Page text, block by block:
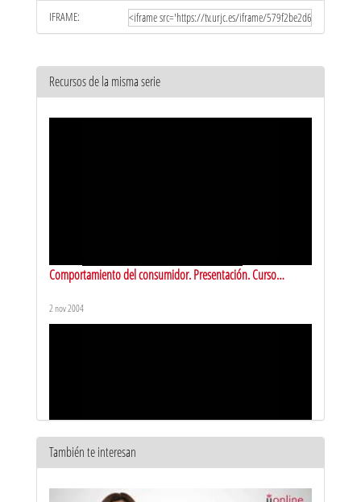
IFRAME:
Recursos de la misma serie
Comportamiento del consumidor. Presentación. Curso
2 nov 2004
También te interesan